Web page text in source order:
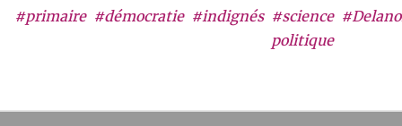
#primaire #démocratie #indignés #science
politique